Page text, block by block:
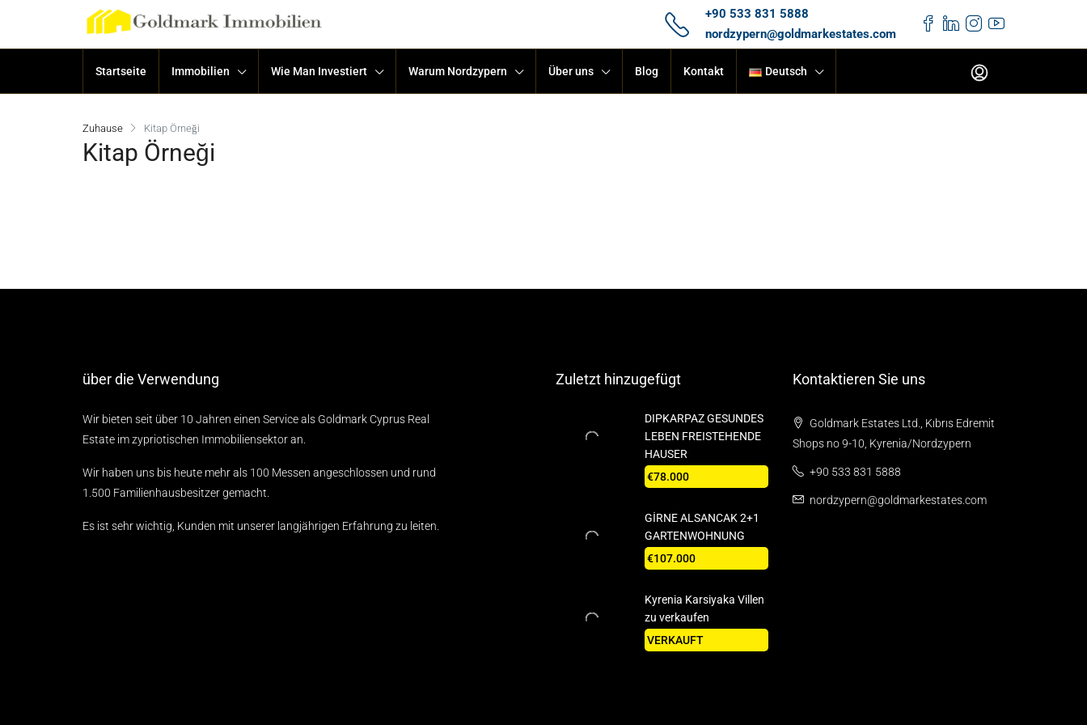
+90 533 831 5888
nordzypern@goldmarkestates.com
Startseite Immobilien Wie Man Investiert Warum Nordzypern Über uns Blog Kontakt Deutsch
Zuhause Kitap Örneği
Kitap Örneği
über die Verwendung
Wir bieten seit über 10 Jahren einen Service als Goldmark Cyprus Real
Estate im zypriotischen Immobiliensektor an.
Wir haben uns bis heute mehr als 100 Messen angeschlossen und rund
1.500 Familienhausbesitzer gemacht.
Es ist sehr wichtig, Kunden mit unserer langjährigen Erfahrung zu leiten.
Zuletzt hinzugefügt
DIPKARPAZ GESUNDES
LEBEN FREISTEHENDE
HAUSER
€78.000
GİRNE ALSANCAK 2+1
GARTENWOHNUNG
€107.000
Kyrenia Karsiyaka Villen
zu verkaufen
VERKAUFT
Kontaktieren Sie uns
Goldmark Estates Ltd., Kıbrıs Edremit
Shops no 9-10, Kyrenia/Nordzypern
+90 533 831 5888
nordzypern@goldmarkestates.com